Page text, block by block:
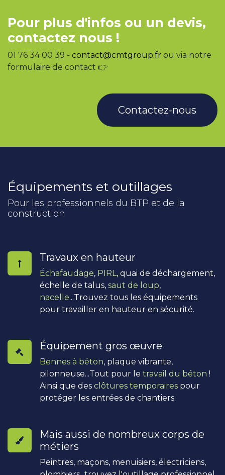
Pour plus d'infos ou un devis,
contactez nous !
01 76 34 00 39 - contact@cmtgroup.fr ou via notre
formulaire de contact 👉
Contactez-nous
Équipements et outillages
Pour les professionnels du BTP et de la
construction
Travaux en hauteur
Échafaudage, PIRL, quai de déchargement,
échelle de talus, saut de loup,
nacelle...Trouvez tous les équipements
pour travailler en hauteur en sécurité.
Équipement gros œuvre
Bennes à béton, plaque vibrante,
pilonneuse...Tout pour le travail du béton !
Ainsi que des clôtures temporaires pour
protéger les entrées de chantiers.
Mais aussi de nombreux corps de
métiers
Peintres, maçons, menuisiers, électriciens,